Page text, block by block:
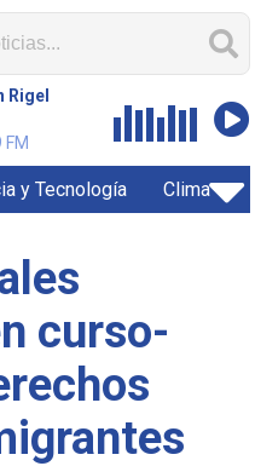
Rigel
FM
y Tecnología Clima
curso-